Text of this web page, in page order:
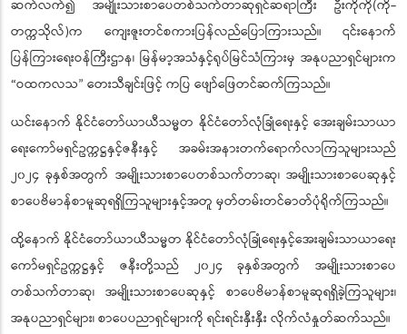
ဆက်လက်၍ အမျိုးသားစာပေတစ်သက်တာဆုရှင်ဆရာကြီး ဦးကိုကို(ကို-
တက္ကသိုလ်)က ကျေးဇူးတင်စကားပြန်လည်ပြောကြားသည်။ ၎င်းနောက်
ပြန်ကြားရေးဝန်ကြီးဌာန၊ မြန်မာ့အသံနှင့်ရုပ်မြင်သံကြားမှ အနုပညာရှင်များက
ယင်းနောက် နိုင်ငံတော်ယာယီသမ္မတ နိုင်ငံတော်လုံခြုံရေးနှင့် အေးချမ်းသာယာ
ရေးကော်မရှင်ဥက္ကဋ္ဌနှင့်ဇနီးနှင့် အခမ်းအနားတက်ရောက်လာကြသူများသည်
၂၀၂၄ ခုနှစ်အတွက် အမျိုးသားစာပေတစ်သက်တာဆု၊ အမျိုးသားစာပေဆုနှင့်
ထို့နောက် နိုင်ငံတော်ယာယီသမ္မတ နိုင်ငံတော်လုံခြုံရေးနှင့်အေးချမ်းသာယာရေး
ကော်မရှင်ဥက္ကဋ္ဌနှင့် ဇနီးတို့သည် ၂၀၂၄ ခုနှစ်အတွက် အမျိုးသားစာပေ
တစ်သက်တာဆု၊ အမျိုးသားစာပေဆုနှင့် စာပေဗိမာန်စာမူဆုရရှိခဲ့ကြသူများ၊